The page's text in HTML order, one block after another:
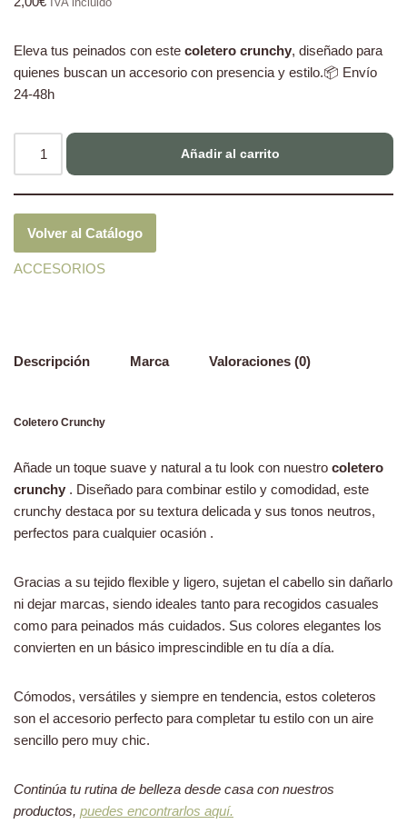
IVA incluido
Eleva tus peinados con este coletero crunchy, diseñado para
quienes buscan un accesorio con presencia y estilo.📦 Envío
24-48h
Añadir al carrito
Volver al Catálogo
ACCESORIOS
Descripción Marca Valoraciones (0)
Coletero Crunchy
Añade un toque suave y natural a tu look con nuestro coletero
crunchy . Diseñado para combinar estilo y comodidad, este
crunchy destaca por su textura delicada y sus tonos neutros,
perfectos para cualquier ocasión .
Gracias a su tejido flexible y ligero, sujetan el cabello sin dañarlo
ni dejar marcas, siendo ideales tanto para recogidos casuales
como para peinados más cuidados. Sus colores elegantes los
convierten en un básico imprescindible en tu día a día.
Cómodos, versátiles y siempre en tendencia, estos coleteros
son el accesorio perfecto para completar tu estilo con un aire
sencillo pero muy chic.
Continúa tu rutina de belleza desde casa con nuestros
productos, puedes encontrarlos aquí.